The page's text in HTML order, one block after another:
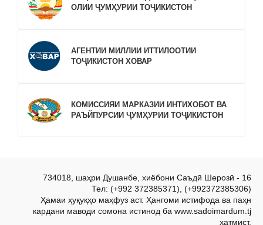
ОЛИИ ҶУМҲУРИИ ТОҶИКИСТОН
АГЕНТИИ МИЛЛИИ ИТТИЛООТИИ
ТОҶИКИСТОН ХОВАР
КОМИССИЯИ МАРКАЗИИ ИНТИХОБОТ ВА
РАЪЙПУРСИИ ҶУМҲУРИИ ТОҶИКИСТОН
734018, шаҳри Душанбе, хиёбони Саъдӣ Шерозӣ - 16
Тел: (+992 372385371), (+992372385306)
Ҳамаи ҳуқуқҳо маҳфуз аст. Ҳангоми истифода ва паҳн
кардани маводи сомона истинод ба www.sadoimardum.tj
ҳатмист.